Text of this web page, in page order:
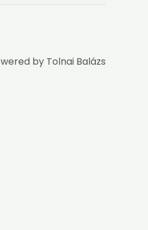
by Tolnai Balázs